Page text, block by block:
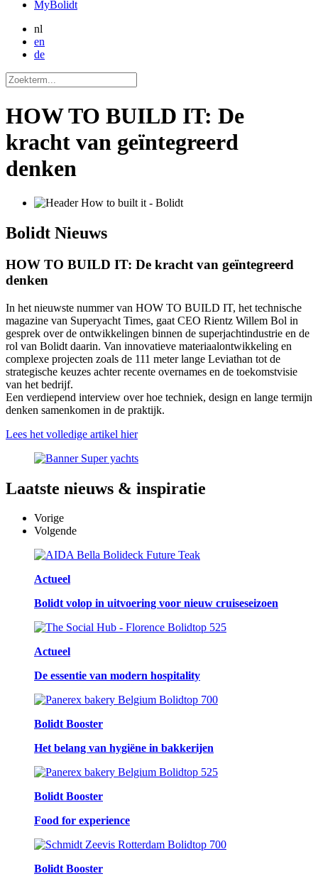
MyBolidt
nl
en
de
HOW TO BUILD IT: De
kracht van geïntegreerd
denken
Bolidt Nieuws
HOW TO BUILD IT: De kracht van geïntegreerd
denken
In het nieuwste nummer van HOW TO BUILD IT, het technische
magazine van Superyacht Times, gaat CEO Rientz Willem Bol in
gesprek over de ontwikkelingen binnen de superjachtindustrie en de
rol van Bolidt daarin. Van innovatieve materiaalontwikkeling en
complexe projecten zoals de 111 meter lange Leviathan tot de
strategische keuzes achter recente overnames en de toekomstvisie
van het bedrijf.
Een verdiepend interview over hoe techniek, design en lange termijn
denken samenkomen in de praktijk.
Lees het volledige artikel hier
Laatste nieuws & inspiratie
Vorige
Volgende
Actueel
Bolidt volop in uitvoering voor nieuw cruiseseizoen
Actueel
De essentie van modern hospitality
Bolidt Booster
Het belang van hygiëne in bakkerijen
Bolidt Booster
Food for experience
Bolidt Booster